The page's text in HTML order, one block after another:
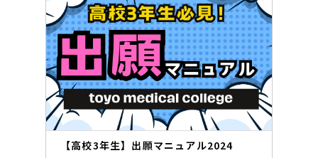
【高校3年生】出願マニュアル2024